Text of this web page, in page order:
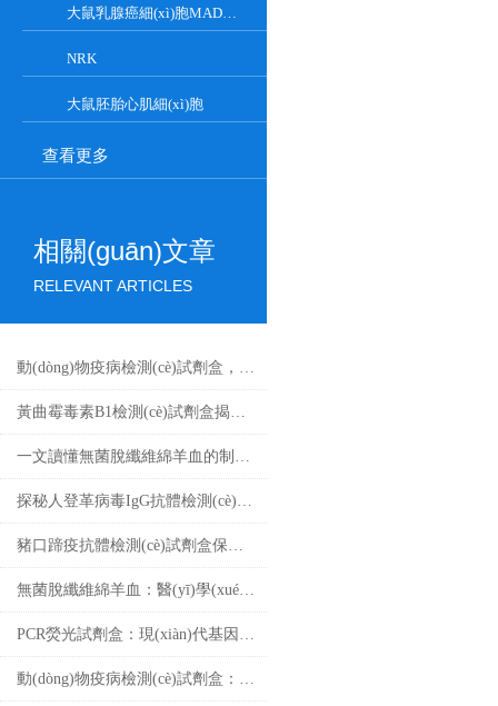
大鼠乳腺癌細(xì)胞MADB106
NRK
大鼠胚胎心肌細(xì)胞
查看更多
相關(guān)文章
RELEVANT ARTICLES
動(dòng)物疫病檢測(cè)試劑盒，你了解多少？
黃曲霉毒素B1檢測(cè)試劑盒揭秘！精準(zhǔn)鎖定隱患
一文讀懂無菌脫纖維綿羊血的制備工藝
探秘人登革病毒IgG抗體檢測(cè)試劑盒：科學(xué)守護(hù)健康防線
豬口蹄疫抗體檢測(cè)試劑盒保障畜牧業(yè)健康發(fā)展的重要工具
無菌脫纖維綿羊血：醫(yī)學(xué)奧秘大揭秘！
PCR熒光試劑盒：現(xiàn)代基因檢測(cè)的得力助手
動(dòng)物疫病檢測(cè)試劑盒：守護(hù)畜牧業(yè)健康